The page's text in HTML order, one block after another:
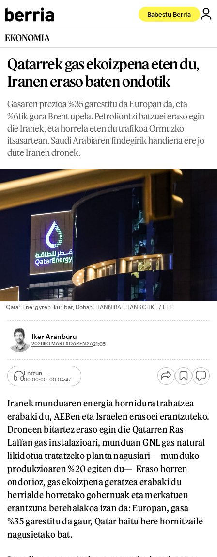
Babestu Berria
EKONOMIA
Qatarrek gas ekoizpena eten du,
Iranen eraso baten ondotik
Gasaren prezioa %35 garestitu da Europan da, eta
%6tik gora Brent upela. Petroliontzi batzuei eraso egin
die Iranek, eta horrela eten du trafikoa Ormuzko
itsasartean. Saudi Arabiaren findegirik handiena ere jo
dute Iranen dronek.
Qatar Energyren ikur bat, Dohan. HANNIBAL HANSCHKE / EFE
Iker Aranburu
2026KO MARTXOAREN 2A21:05
Entzun
00:00:00 00:04:47
Iranek munduaren energia hornidura trabatzea
erabaki du, AEBen eta Israelen erasoei erantzuteko.
Droneen bitartez eraso egin die Qatarren Ras
Laffan gas instalazioari, munduan GNL gas natural
likidotua tratatzeko planta nagusiari —munduko
produkzioaren %20 egiten du— Eraso horren
ondorioz, gas ekoizpena geratzea erabaki du
herrialde horretako gobernuak eta merkatuen
erantzuna berehalakoa izan da: Europan, gasa
%35 garestitu da gaur, Qatar baitu bere hornitzaile
nagusietako bat.